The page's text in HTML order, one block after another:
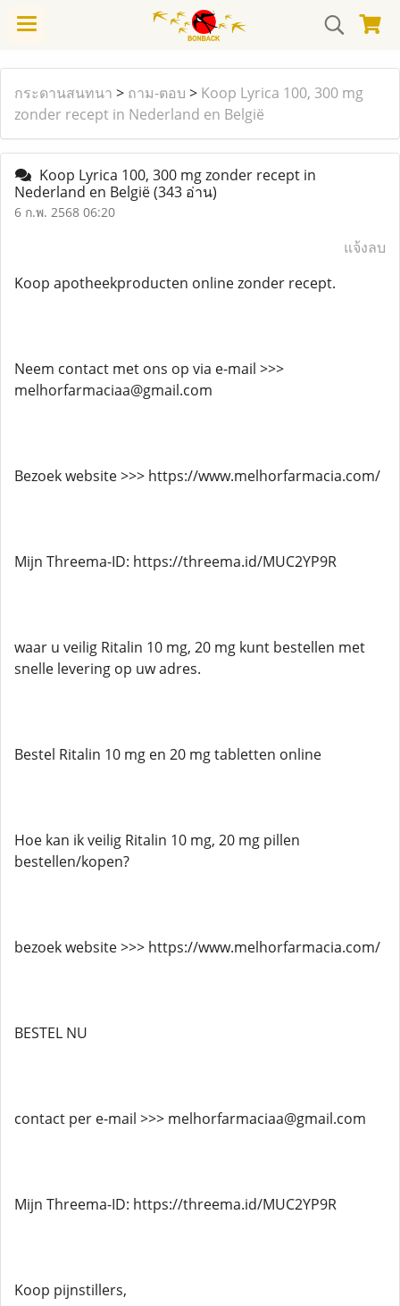
กระดานสนทนา > ถาม-ตอบ > Koop Lyrica 100, 300 mg
zonder recept in Nederland en België
Koop Lyrica 100, 300 mg zonder recept in
Nederland en België(343 อ่าน)
6 ก.พ. 2568 06:20
แจ้งลบ
Koop apotheekproducten online zonder recept.
Neem contact met ons op via e-mail >>>
melhorfarmaciaa@gmail.com
Bezoek website >>> https://www.melhorfarmacia.com/
Mijn Threema-ID: https://threema.id/MUC2YP9R
waar u veilig Ritalin 10 mg, 20 mg kunt bestellen met
snelle levering op uw adres.
Bestel Ritalin 10 mg en 20 mg tabletten online
Hoe kan ik veilig Ritalin 10 mg, 20 mg pillen
bestellen/kopen?
bezoek website >>> https://www.melhorfarmacia.com/
BESTEL NU
contact per e-mail >>> melhorfarmaciaa@gmail.com
Mijn Threema-ID: https://threema.id/MUC2YP9R
Koop pijnstillers,